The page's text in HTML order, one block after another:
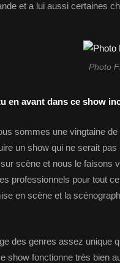
et a lui aussi certaines
Photo
en avant dans ce show
sommes une vingtaine
un show qui ne serait
sur scène et nous le faisons
professionnels pour tout
en scène et la
des genres assez unique
show fonctionne très bien